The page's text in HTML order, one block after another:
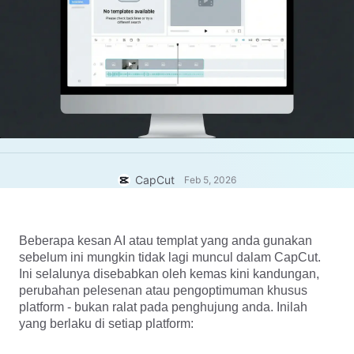
Kapsyen automatik
Templat kapsyen
Pengecaman pertuturan
Teks kepada pertuturan
Pertingkat suara
Kurangkan hingar
Imej
Gaya Hidup & Vlog
Reka bentuk tersuai
Trend Pasaran
Pilihan Popular
Trend & petua templat
Templat industri
Templat recap
Pusat Amanah
Pusat Bantuan
Perihal Terma Perkhidmatan CapCut
Dreamina Seedance 2.0 Launch
Buka CapCut
CapCut Feb 5, 2026
Beberapa kesan AI atau templat yang anda gunakan
sebelum ini mungkin tidak lagi muncul dalam CapCut.
Ini selalunya disebabkan oleh kemas kini kandungan,
perubahan pelesenan atau pengoptimuman khusus
platform - bukan ralat pada penghujung anda. Inilah
yang berlaku di setiap platform: